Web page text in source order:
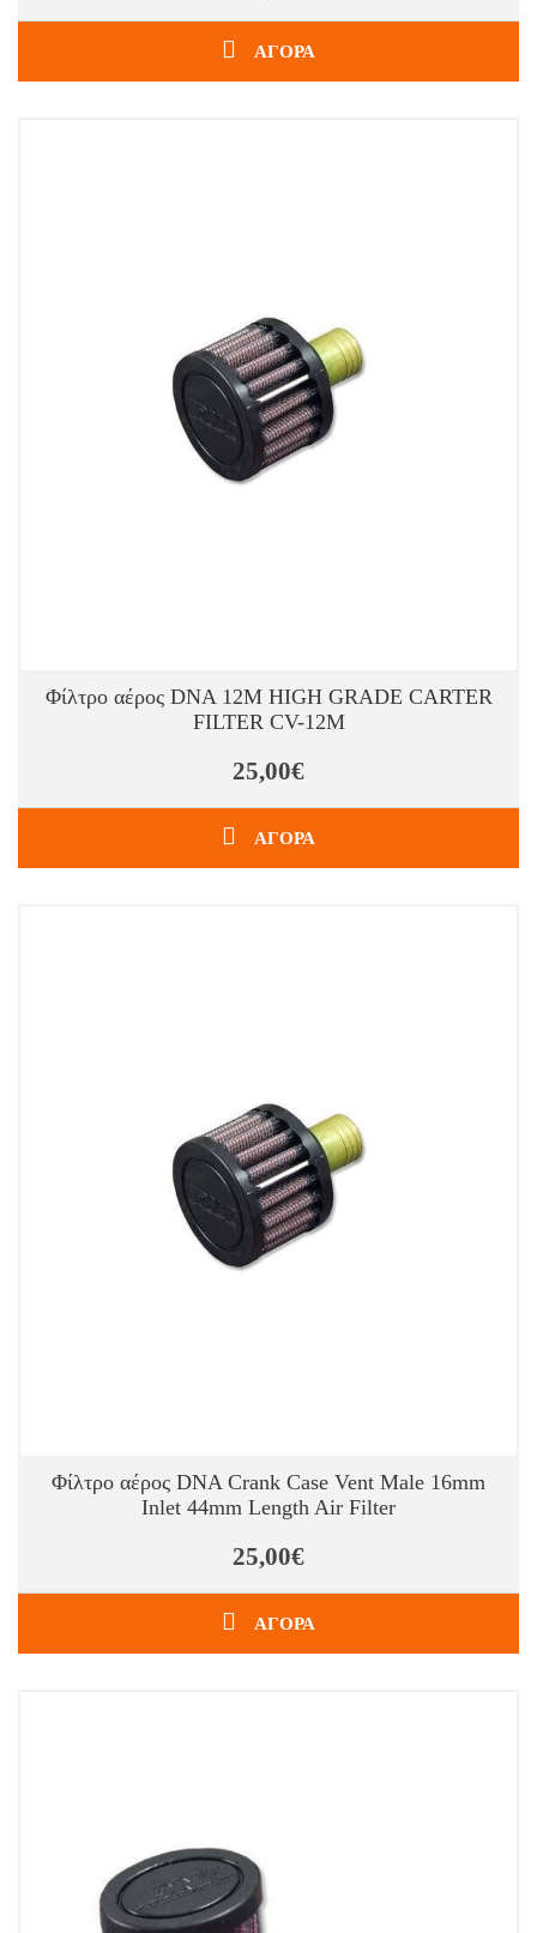
ΑΓΟΡΑ
Φίλτρο αέρος DNA 12M HIGH GRADE CARTER
FILTER CV-12M
25,00€
ΑΓΟΡΑ
Φίλτρο αέρος DNA Crank Case Vent Male 16mm
Inlet 44mm Length Air Filter
25,00€
ΑΓΟΡΑ